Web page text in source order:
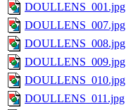
DOULLENS_001.jpg
DOULLENS_007.jpg
DOULLENS_008.jpg
DOULLENS_009.jpg
DOULLENS_010.jpg
DOULLENS_011.jpg